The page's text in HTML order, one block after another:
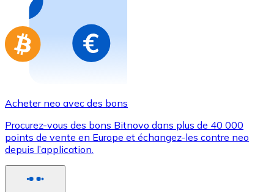
Aller à la boutique de cartes-cadeaux
Acheter neo avec des bons
Procurez-vous des bons Bitnovo dans plus de 40 000
points de vente en Europe et échangez-les contre neo
depuis l’application.